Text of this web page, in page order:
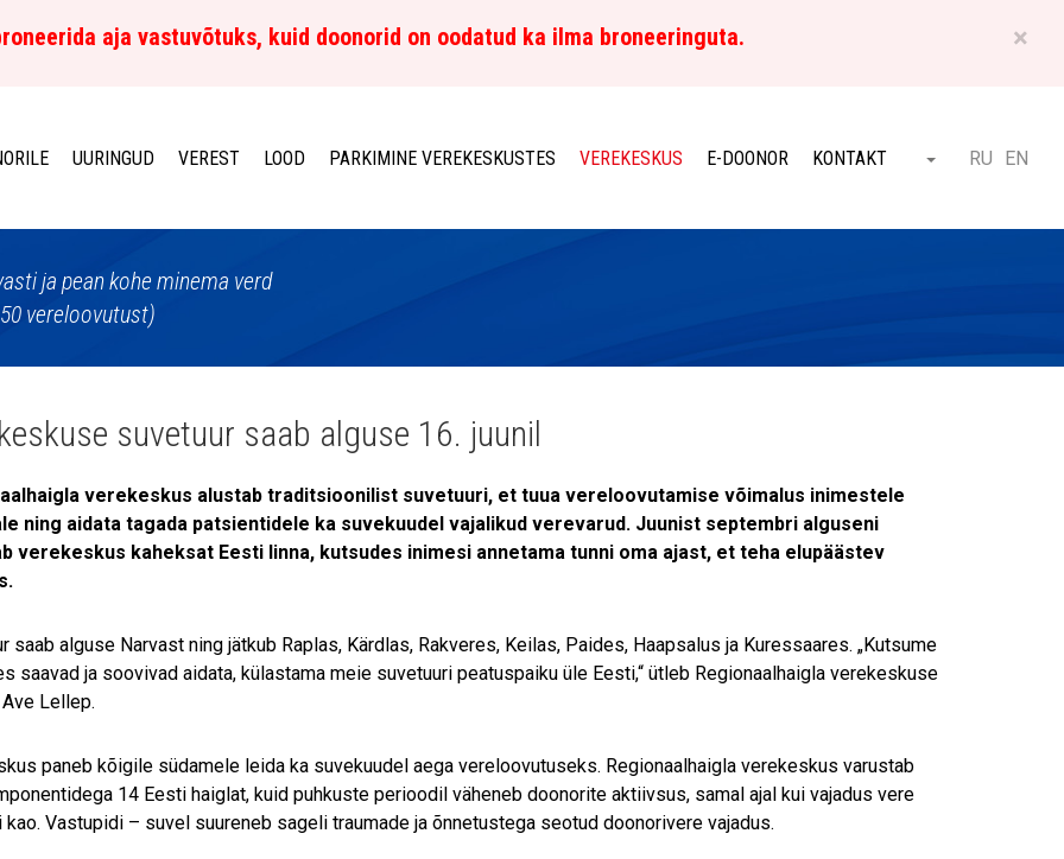
×
aja vastuvõtuks, kuid doonorid on oodatud ka ilma broneeringuta.
UURINGUD VEREST LOOD PARKIMINE VEREKESKUSTES VEREKESKUS E-DOONOR KONTAKT Otsi ET
RU EN
ja pean kohe minema verd
vereloovutust)
suvetuur saab alguse 16. juunil
verekeskus alustab traditsioonilist suvetuuri, et tuua vereloovutamise võimalus inimestele
ning aidata tagada patsientidele ka suvekuudel vajalikud verevarud. Juunist septembri alguseni
verekeskus kaheksat Eesti linna, kutsudes inimesi annetama tunni oma ajast, et teha elupäästev
saab alguse Narvast ning jätkub Raplas, Kärdlas, Rakveres, Keilas, Paides, Haapsalus ja Kuressaares. „Kutsume
saavad ja soovivad aidata, külastama meie suvetuuri peatuspaiku üle Eesti,“ ütleb Regionaalhaigla verekeskuse
Lellep.
paneb kõigile südamele leida ka suvekuudel aega vereloovutuseks. Regionaalhaigla verekeskus varustab
14 Eesti haiglat, kuid puhkuste perioodil väheneb doonorite aktiivsus, samal ajal kui vajadus vere
kao. Vastupidi – suvel suureneb sageli traumade ja õnnetustega seotud doonorivere vajadus.